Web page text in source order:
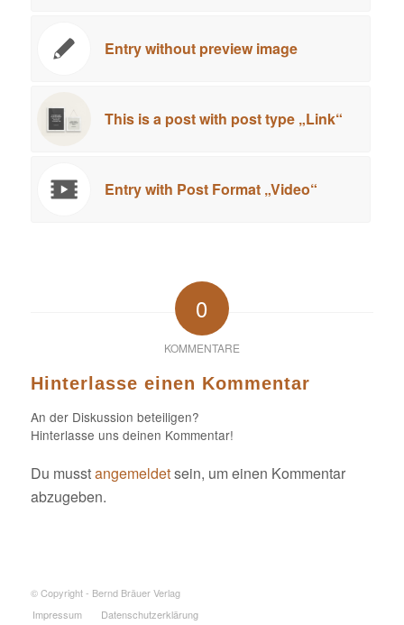
Entry without preview image
This is a post with post type „Link“
Entry with Post Format „Video“
0
KOMMENTARE
Hinterlasse einen Kommentar
An der Diskussion beteiligen?
Hinterlasse uns deinen Kommentar!
Du musstangemeldetsein, um einen Kommentar
abzugeben.
© Copyright - Bernd Bräuer Verlag
Impressum
Datenschutzerklärung